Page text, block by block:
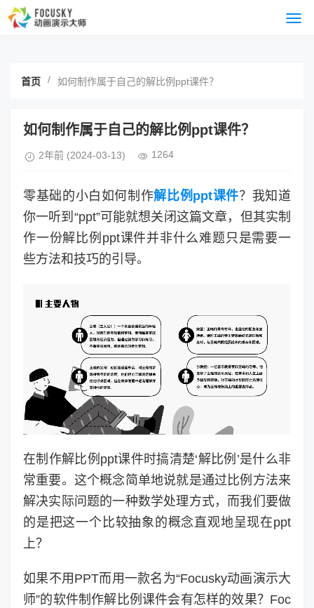
首页 / 如何制作属于自己的解比例ppt课件？
如何制作属于自己的解比例ppt课件？
2年前 (2024-03-13) 1264
零基础的小白如何制作解比例ppt课件？我知道
你一听到“ppt”可能就想关闭这篇文章，但其实制
作一份解比例ppt课件并非什么难题只是需要一
些方法和技巧的引导。
在制作解比例ppt课件时搞清楚‘解比例’是什么非
常重要。这个概念简单地说就是通过比例方法来
解决实际问题的一种数学处理方式，而我们要做
的是把这一个比较抽象的概念直观地呈现在ppt
上？
如果不用PPT而用一款名为“Focusky动画演示大
师”的软件制作解比例课件会有怎样的效果？Foc